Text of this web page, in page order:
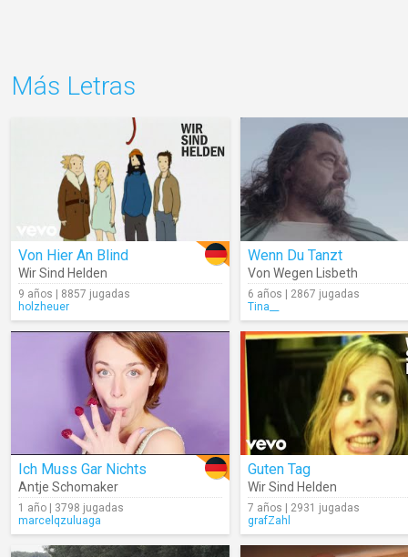
Más Letras
Von Hier An Blind
Wir Sind Helden
9 años | 8857 jugadas
holzheuer
Wenn Du Tanzt
Von Wegen Lisbeth
6 años | 2867 jugadas
Tina__
Ich Muss Gar Nichts
Antje Schomaker
1 año | 3798 jugadas
marcelqzuluaga
Guten Tag
Wir Sind Helden
7 años | 2931 jugadas
grafZahl